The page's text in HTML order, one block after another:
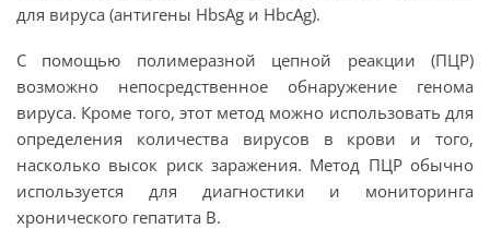
для вируса (антигены HbsAg и HbcAg).
С помощью полимеразной цепной реакции (ПЦР)
возможно непосредственное обнаружение генома
вируса. Кроме того, этот метод можно использовать для
определения количества вирусов в крови и того,
насколько высок риск заражения. Метод ПЦР обычно
используется для диагностики и мониторинга
хронического гепатита В.